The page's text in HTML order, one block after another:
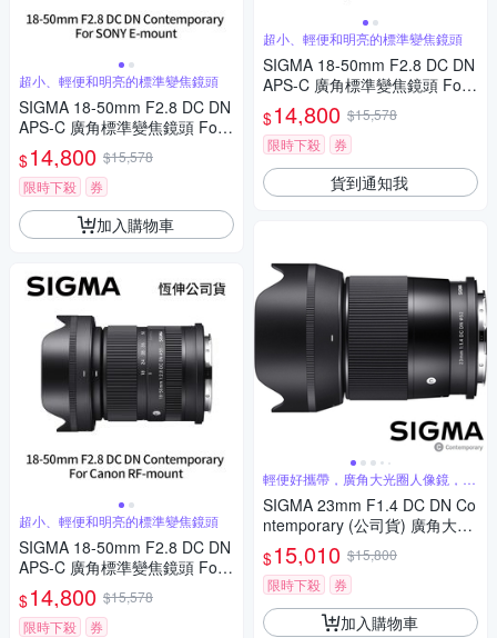
超小、輕便和明亮的標準變焦鏡頭
SIGMA 18-50mm F2.8 DC DN
APS-C 廣角標準變焦鏡頭 For
SONY E-mount (公司貨)
$14,800 $15,578
限時下殺
券
加入購物車
超小、輕便和明亮的標準變焦鏡頭
SIGMA 18-50mm F2.8 DC DN
APS-C 廣角標準變焦鏡頭 For
Canon RF-mount (公司貨)
$14,800 $15,578
限時下殺
券
超小、輕便和明亮的標準變焦鏡頭
SIGMA 18-50mm F2.8 DC DN
APS-C 廣角標準變焦鏡頭 For
Fujifilm X-mount (公司貨)
$14,800 $15,578
限時下殺
券
貨到通知我
輕便好攜帶，廣角大光圈人像鏡，美
麗淺景深
SIGMA 23mm F1.4 DC DN Co
ntemporary (公司貨) 廣角大光
圈定焦鏡 人像鏡 APS-C 無反微
單眼專用鏡頭
$15,010 $15,800
限時下殺
券
加入購物車